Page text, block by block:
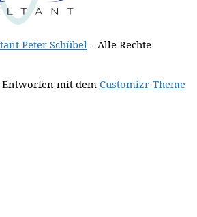
Peter Schübel – Alle Rechte
Entworfen mit dem Customizr-Theme